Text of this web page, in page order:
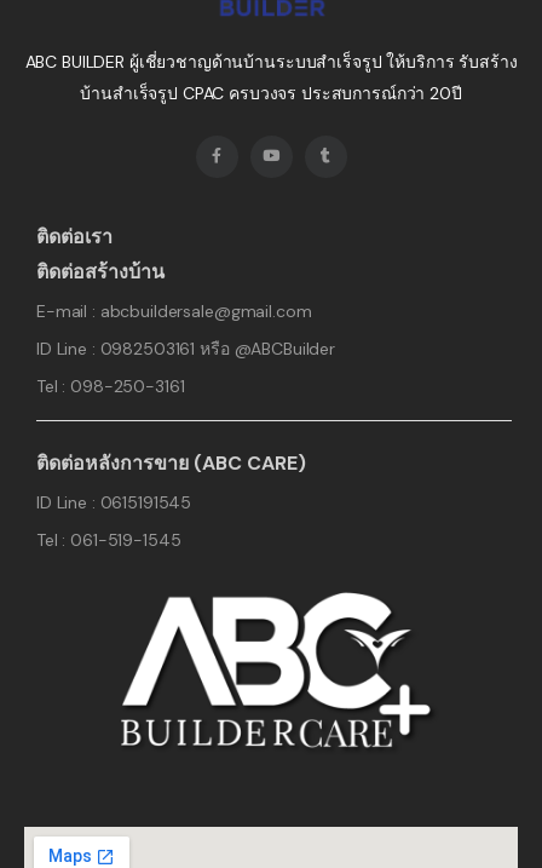
ABC BUILDER ผู้เชี่ยวชาญด้านบ้านระบบสำเร็จรูป ให้บริการ รับสร้าง
บ้านสำเร็จรูป CPAC ครบวงจร ประสบการณ์กว่า 20ปี
ติดต่อเรา
ติดต่อสร้างบ้าน
E-mail : abcbuildersale@gmail.com
ID Line : 0982503161 หรือ @ABCBuilder
Tel : 098-250-3161
ติดต่อหลังการขาย (ABC CARE)
ID Line : 0615191545
Tel : 061-519-1545